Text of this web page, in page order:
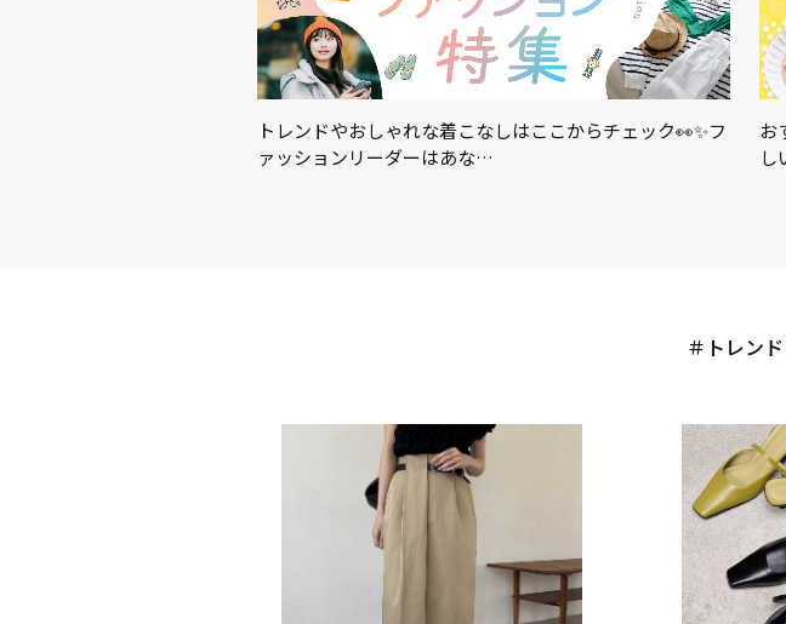
トレンドやおしゃれな着こなしはここからチェック👀✨フ
ァッションリーダーはあな…
お
し
トレン